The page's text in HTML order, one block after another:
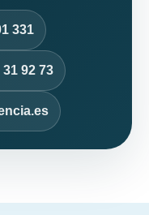
331
92 73